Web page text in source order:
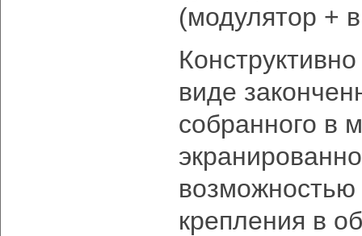
(модулятор +
виде
собранного в
возможностью
крепления в